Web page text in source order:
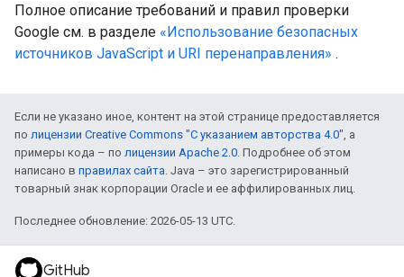
Полное описание требований и правил проверки
Google см. в разделе «Использование безопасных
источников JavaScript и URI перенаправления» .
Если не указано иное, контент на этой странице предоставляется
по лицензии Creative Commons "С указанием авторства 4.0" , а
примеры кода – по лицензии Apache 2.0 . Подробнее об этом
написано в правилах сайта . Java – это зарегистрированный
товарный знак корпорации Oracle и ее аффилированных лиц.
Последнее обновление: 2026-05-13 UTC.
GitHub